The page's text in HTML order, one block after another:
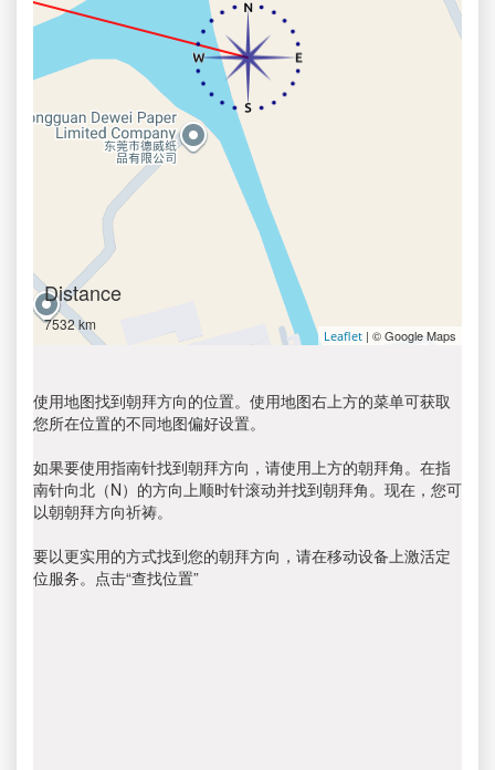
Distance
7532 km
Leaflet | © Google Maps
使用地图找到朝拜方向的位置。使用地图右上方的菜单可获取
您所在位置的不同地图偏好设置。
如果要使用指南针找到朝拜方向，请使用上方的朝拜角。在指
南针向北（N）的方向上顺时针滚动并找到朝拜角。现在，您可
以朝朝拜方向祈祷。
要以更实用的方式找到您的朝拜方向，请在移动设备上激活定
位服务。点击“查找位置”